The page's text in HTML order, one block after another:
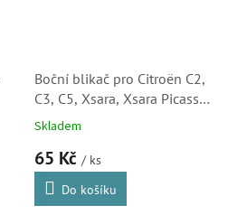
Boční blikač pro Citroën C2,
C3, C5, Xsara, Xsara Picasso
a Berlingo (632574,
Skladem
65 Kč / ks
Do košíku